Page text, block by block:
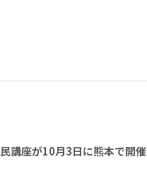
講座が10月3日に熊本で開催